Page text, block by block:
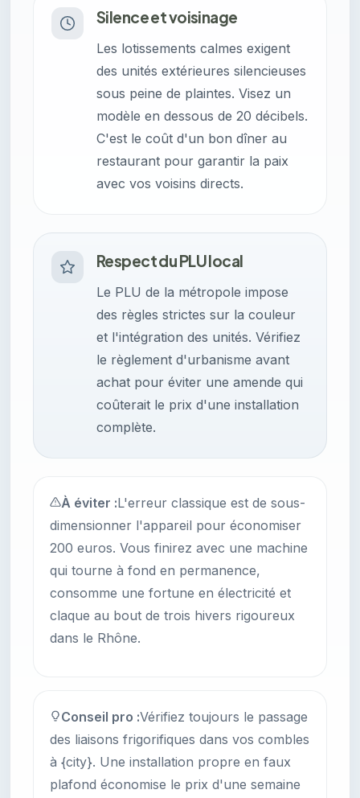
Silence et voisinage
Les lotissements calmes exigent
des unités extérieures silencieuses
sous peine de plaintes. Visez un
modèle en dessous de 20 décibels.
C'est le coût d'un bon dîner au
restaurant pour garantir la paix
avec vos voisins directs.
Respect du PLU local
Le PLU de la métropole impose
des règles strictes sur la couleur
et l'intégration des unités. Vérifiez
le règlement d'urbanisme avant
achat pour éviter une amende qui
coûterait le prix d'une installation
complète.
À éviter :L'erreur classique est de sous-
dimensionner l'appareil pour économiser
200 euros. Vous finirez avec une machine
qui tourne à fond en permanence,
consomme une fortune en électricité et
claque au bout de trois hivers rigoureux
dans le Rhône.
Conseil pro :Vérifiez toujours le passage
des liaisons frigorifiques dans vos combles
à {city}. Une installation propre en faux
plafond économise le prix d'une semaine